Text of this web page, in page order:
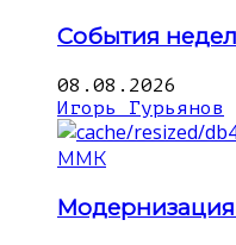
События
08.08.2026
Игорь Гурьянов
ММК